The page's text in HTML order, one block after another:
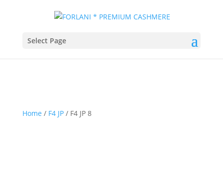
Select Page
Home / F4 JP/ F4 JP 8